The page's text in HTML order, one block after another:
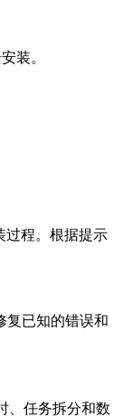
装。
过程。根据提示
复已知的错误和
、任务拆分和数